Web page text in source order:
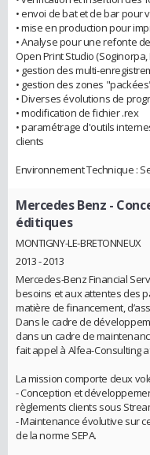
• envoi de bat et de bar pour
• mise en production pour
• Analyse pour une refonte
Open Print Studio (Soginorpa,
• gestion des multi-
• gestion des zones
• Diverses évolutions de
• modification de fichier .rex
• paramétrage d'outils
clients
Environnement Technique :
Mercedes Benz -
éditiques
MONTIGNY-LE-BRETONNEUX
2013 - 2013
Mercedes-Benz Financial
besoins et aux attentes des
matière de financement,
Dans le cadre de
dans un cadre de
fait appel à Alfea-Consulting
La mission comporte deux
- Conception et
règlements clients sous
- Maintenance évolutive sur
de la norme SEPA.